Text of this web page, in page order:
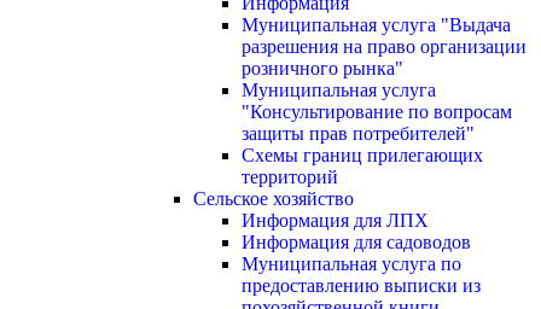
Муниципальная услуга "Выдача
разрешения на право организации
розничного рынка"
Муниципальная услуга
"Консультирование по вопросам
защиты прав потребителей"
Схемы границ прилегающих
территорий
Сельское хозяйство
Информация для ЛПХ
Информация для садоводов
Муниципальная услуга по
предоставлению выписки из